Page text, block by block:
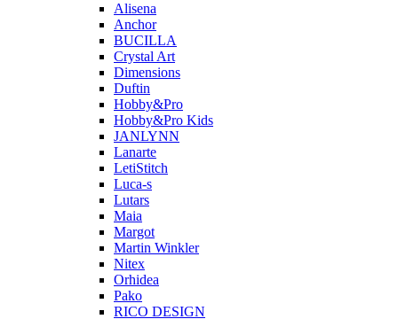
Alisena
Anchor
BUCILLA
Crystal Art
Dimensions
Duftin
Hobby&Pro
Hobby&Pro Kids
JANLYNN
Lanarte
LetiStitch
Luca-s
Lutars
Maia
Margot
Martin Winkler
Nitex
Orhidea
Pako
RICO DESIGN